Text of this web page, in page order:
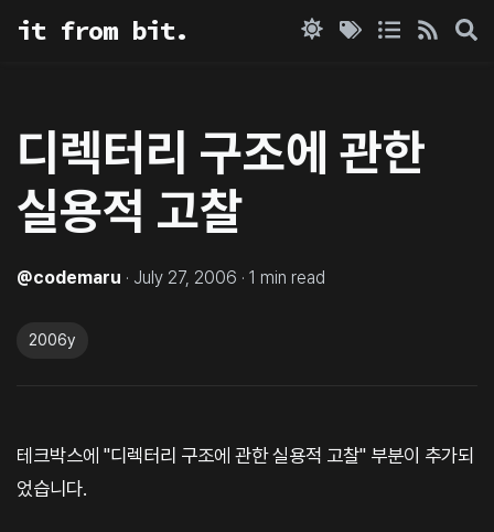
it from bit.
디렉터리 구조에 관한
실용적 고찰
@codemaru · July 27, 2006 · 1 min read
2006y
테크박스에 "디렉터리 구조에 관한 실용적 고찰" 부분이 추가되
었습니다.